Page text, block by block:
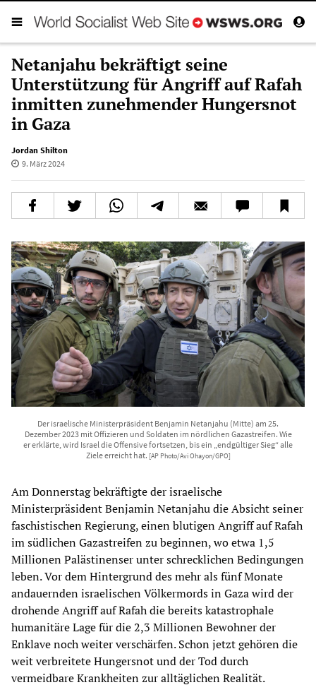
Netanjahu bekräftigt seine
Unterstützung für Angriff auf Rafah
inmitten zunehmender Hungersnot
in Gaza
Jordan Shilton
9. März 2024
Der israelische Ministerpräsident Benjamin Netanjahu (Mitte) am 25.
Dezember 2023 mit Offizieren und Soldaten im nördlichen Gazastreifen. Wie
er erklärte, wird Israel die Offensive fortsetzen, bis ein „endgültiger Sieg“ alle
Ziele erreicht hat. [AP Photo/Avi Ohayon/GPO]
Am Donnerstag bekräftigte der israelische
Ministerpräsident Benjamin Netanjahu die Absicht seiner
faschistischen Regierung, einen blutigen Angriff auf Rafah
im südlichen Gazastreifen zu beginnen, wo etwa 1,5
Millionen Palästinenser unter schrecklichen Bedingungen
leben. Vor dem Hintergrund des mehr als fünf Monate
andauernden israelischen Völkermords in Gaza wird der
drohende Angriff auf Rafah die bereits katastrophale
humanitäre Lage für die 2,3 Millionen Bewohner der
Enklave noch weiter verschärfen. Schon jetzt gehören die
weit verbreitete Hungersnot und der Tod durch
vermeidbare Krankheiten zur alltäglichen Realität.